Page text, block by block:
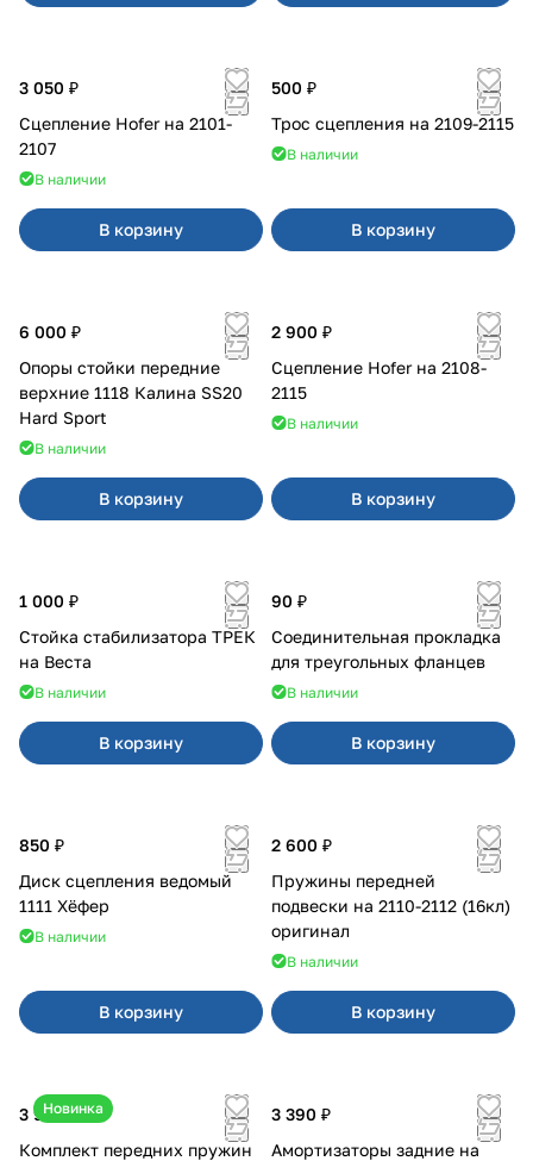
3 050 ₽
Сцепление Hofer на 2101-
2107
В наличии
В корзину
500 ₽
Трос сцепления на 2109-2115
В наличии
В корзину
6 000 ₽
Опоры стойки передние
верхние 1118 Калина SS20
Hard Sport
В наличии
В корзину
2 900 ₽
Сцепление Hofer на 2108-
2115
В наличии
В корзину
1 000 ₽
Стойка стабилизатора ТРЕК
на Веста
В наличии
В корзину
90 ₽
Соединительная прокладка
для треугольных фланцев
В наличии
В корзину
850 ₽
Диск сцепления ведомый
1111 Хёфер
В наличии
В корзину
2 600 ₽
Пружины передней
подвески на 2110-2112 (16кл)
оригинал
В наличии
В корзину
Новинка
3 900 ₽
Комплект передних пружин
3 390 ₽
Амортизаторы задние на